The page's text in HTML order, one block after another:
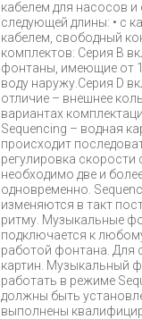
кабелем для насосов
следующей длины: • с
кабелем, свободный
комплектов: Серия B
фонтаны, имеющие от 1
воду наружу.Серия D
отличие – внешнее
вариантах
Sequencing – водная
происходит
регулировка
необходимо две и
одновременно.
изменяются в такт
ритму. Музыкальные
подключается к
работой фонтана. Для
картин. Музыкальный
работать в режиме
должны быть
выполнены